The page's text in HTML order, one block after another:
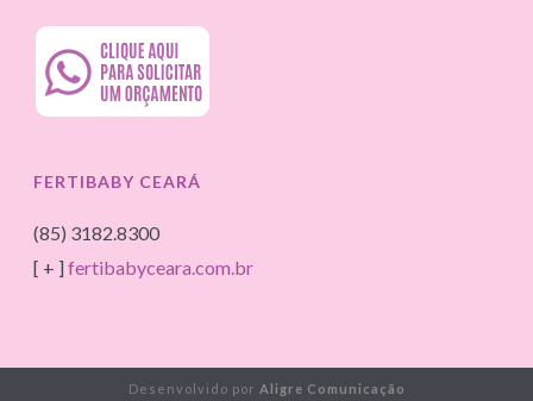
FERTIBABY CEARÁ
(85) 3182.8300
[ + ]fertibabyceara.com.br
Desenvolvido por Aligre Comunicação